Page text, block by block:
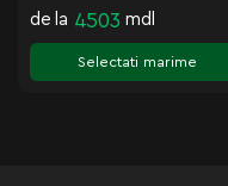
de la 4503 mdl
Selectati marime